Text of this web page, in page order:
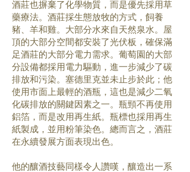
酒莊也摒棄了化學物質，而是優先採用草
藥療法。酒莊採生態放牧的方式，飼養
豬、羊和雞。大部分水來自天然泉水。屋
頂的大部分空間都安裝了光伏板，確保滿
足酒莊的大部分電力需求。葡萄園的大部
分設備都採用電力驅動，進一步減少了碳
排放和污染。塞德里克並未止步於此；他
使用市面上最輕的酒瓶，這也是減少二氧
化碳排放的關鍵因素之一。瓶頸不再使用
鋁箔，而是改用再生紙。瓶標也採用再生
紙製成，並用粉筆染色。總而言之，酒莊
在永續發展方面表現出色。
他的釀酒技藝同樣令人讚嘆，釀造出一系